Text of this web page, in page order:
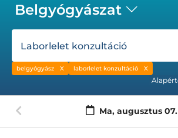
Belgyógyászat
Laborlelet konzultáció
belgyógyász laborlelet konzultáció
Ma, augusztus 07.